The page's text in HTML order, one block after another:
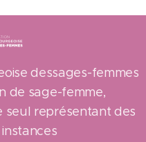
dessages-femmes
de sage-femme,
seul représentant des